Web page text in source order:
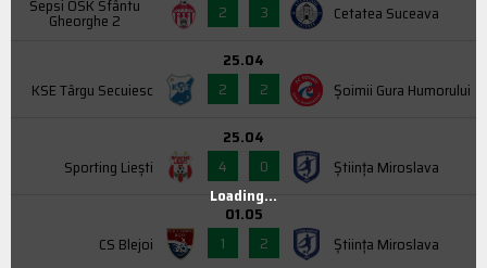
Sepsi OSK Sfântu
Gheorghe 2 2 3 Cetatea Suceava
KSE Târgu Secuiesc
25.04
2
2 Şoimii Gura Humorului
Sporting Liești
25.04
4
0 Știința Miroslava
CS Blejoi
01.05
1
2 Știința Miroslava
Loading...